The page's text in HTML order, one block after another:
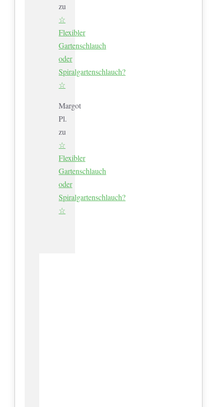
zu
☆
Flexibler
Gartenschlauch
oder
Spiralgartenschlauch?
☆
Margot
Pl.
zu
☆
Flexibler
Gartenschlauch
oder
Spiralgartenschlauch?
☆